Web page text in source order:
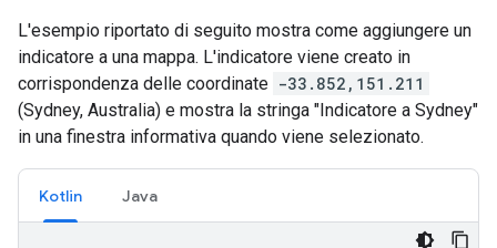
L'esempio riportato di seguito mostra come aggiungere un
indicatore a una mappa. L'indicatore viene creato in
corrispondenza delle coordinate -33.852,151.211
(Sydney, Australia) e mostra la stringa "Indicatore a Sydney"
in una finestra informativa quando viene selezionato.
Kotlin Java